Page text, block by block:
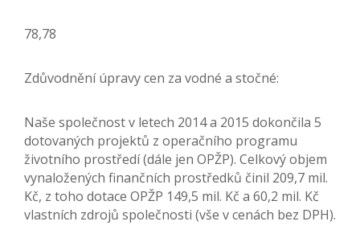
78,78
Zdůvodnění úpravy cen za vodné a stočné:
Naše společnost v letech 2014 a 2015 dokončila 5
dotovaných projektů z operačního programu
životního prostředí (dále jen OPŽP). Celkový objem
vynaložených finančních prostředků činil 209,7 mil.
Kč, z toho dotace OPŽP 149,5 mil. Kč a 60,2 mil. Kč
vlastních zdrojů společnosti (vše v cenách bez DPH).